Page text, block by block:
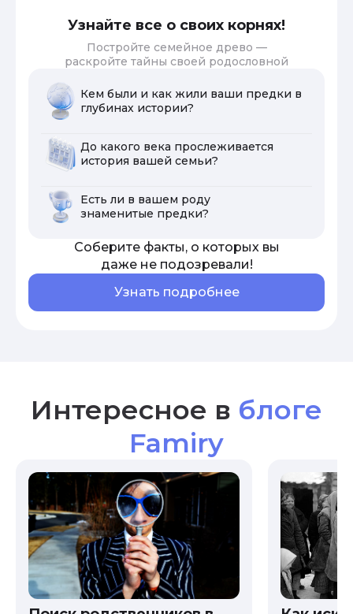
Узнайте все о своих корнях!
Постройте семейное древо —
раскройте тайны своей родословной
Кем были и как жили ваши предки в
глубинах истории?
До какого века прослеживается
история вашей семьи?
Есть ли в вашем роду
знаменитые предки?
Соберите факты, о которых вы
даже не подозревали!
Узнать подробнее
Интересное в блоге
Famiry